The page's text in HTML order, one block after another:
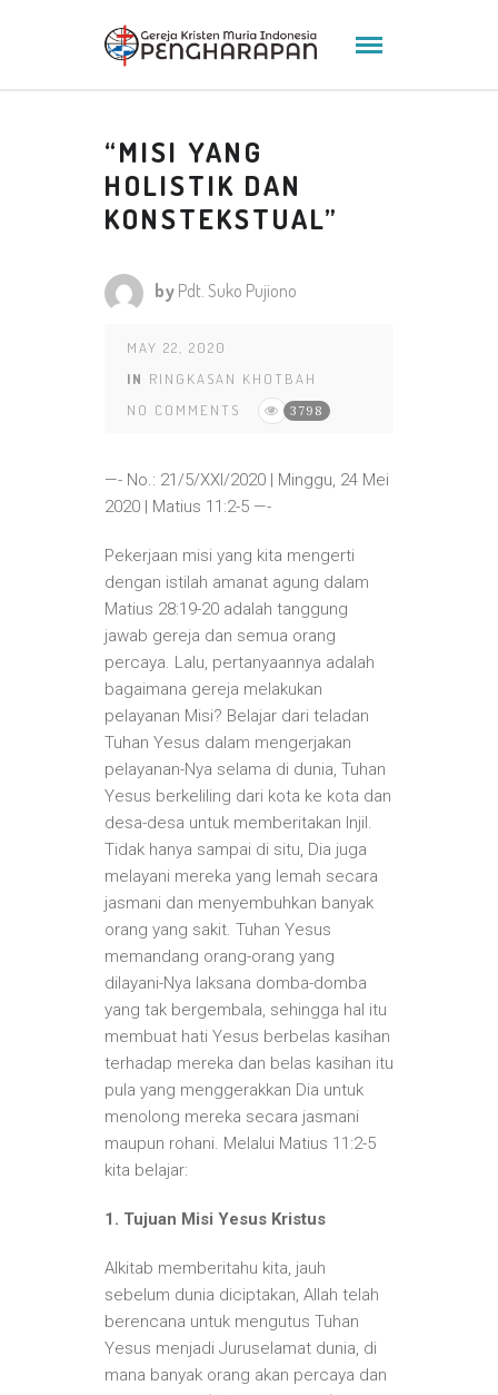
“MISI YANG
HOLISTIK DAN
KONSTEKSTUAL”
by Pdt. Suko Pujiono
MAY 22, 2020
IN RINGKASAN KHOTBAH
NO COMMENTS
3798
—- No.: 21/5/XXI/2020 | Minggu, 24 Mei
2020 | Matius 11:2-5 —-
Pekerjaan misi yang kita mengerti
dengan istilah amanat agung dalam
Matius 28:19-20 adalah tanggung
jawab gereja dan semua orang
percaya. Lalu, pertanyaannya adalah
bagaimana gereja melakukan
pelayanan Misi? Belajar dari teladan
Tuhan Yesus dalam mengerjakan
pelayanan-Nya selama di dunia, Tuhan
Yesus berkeliling dari kota ke kota dan
desa-desa untuk memberitakan Injil.
Tidak hanya sampai di situ, Dia juga
melayani mereka yang lemah secara
jasmani dan menyembuhkan banyak
orang yang sakit. Tuhan Yesus
memandang orang-orang yang
dilayani-Nya laksana domba-domba
yang tak bergembala, sehingga hal itu
membuat hati Yesus berbelas kasihan
terhadap mereka dan belas kasihan itu
pula yang menggerakkan Dia untuk
menolong mereka secara jasmani
maupun rohani. Melalui Matius 11:2-5
kita belajar:
1. Tujuan Misi Yesus Kristus
Alkitab memberitahu kita, jauh
sebelum dunia diciptakan, Allah telah
berencana untuk mengutus Tuhan
Yesus menjadi Juruselamat dunia, di
mana banyak orang akan percaya dan